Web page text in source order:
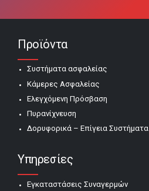
Προϊόντα
Συστήματα ασφαλείας
Κάμερες Ασφαλείας
Ελεγχόμενη Πρόσβαση
Πυρανίχνευση
Δορυφορικά – Επίγεια Συστήματα
Υπηρεσίες
Εγκαταστάσεις Συναγερμών